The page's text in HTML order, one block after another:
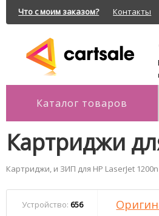
Что с моим заказом? Контакты
Каталог товаров
Картриджи
Картриджи, и ЗИП для HP LaserJet 1200n
Устройство: 656